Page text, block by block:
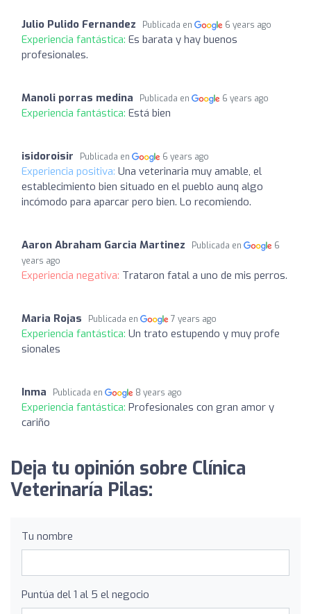
Julio Pulido Fernandez Publicada en 6 years ago
Experiencia fantástica: Es barata y hay buenos
profesionales.
Manoli porras medina Publicada en 6 years ago
Experiencia fantástica: Está bien
isidoroisir Publicada en 6 years ago
Experiencia positiva: Una veterinaria muy amable, el
establecimiento bien situado en el pueblo aunq algo
incómodo para aparcar pero bien. Lo recomiendo.
Aaron Abraham Garcia Martinez Publicada en
6
years ago
Experiencia negativa: Trataron fatal a uno de mis perros.
Maria Rojas Publicada en 7 years ago
Experiencia fantástica: Un trato estupendo y muy profe
sionales
Inma Publicada en 8 years ago
Experiencia fantástica: Profesionales con gran amor y
cariño
Deja tu opinión sobre Clínica
Veterinaría Pilas:
Tu nombre
Puntúa del 1 al 5 el negocio